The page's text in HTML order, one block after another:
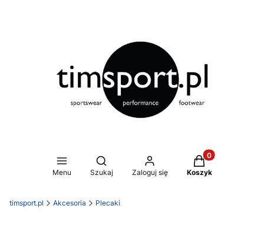
Menu
Otwórz wyszukiwarkę
Szukaj Zaloguj się
Produkty w
Koszyk
timsport.pl Akcesoria Plecaki